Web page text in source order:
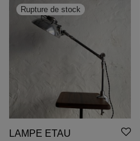
LAMPE ETAU